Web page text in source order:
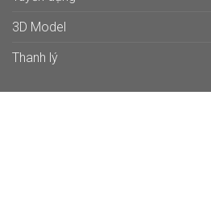
3D Model
Thanh lý